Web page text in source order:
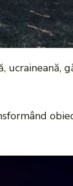
ucraineană,